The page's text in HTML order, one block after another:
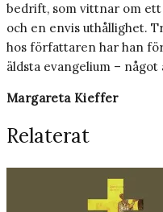
bedrift, som vittnar om
och en envis uthållighet.
hos författaren har han
äldsta evangelium – något
Margareta Kieffer
Relaterat